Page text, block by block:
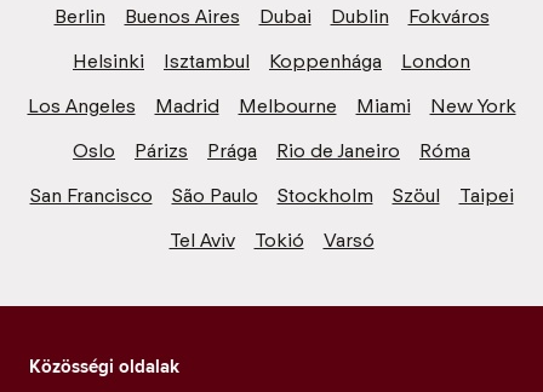
Berlin
Buenos Aires Dubai Dublin
Fokváros
Helsinki
Isztambul Koppenhága
London
Los Angeles
Madrid Melbourne Miami
New York
Oslo
Párizs Prága Rio de Janeiro
Róma
San Francisco
São Paulo Stockholm Szöul
Taipei
Tel Aviv
Tokió Varsó
Közösségi oldalak